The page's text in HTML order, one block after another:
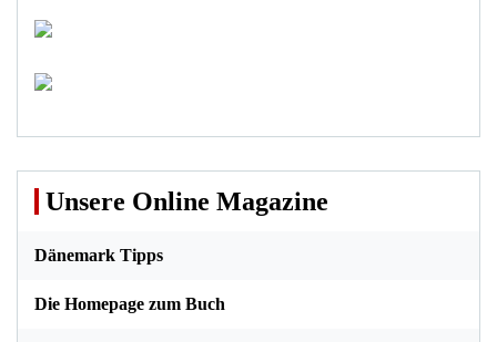
Unsere Online Magazine
Dänemark Tipps
Die Homepage zum Buch